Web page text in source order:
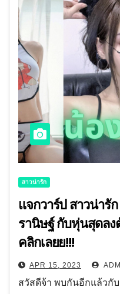
สาวน่ารัก
แจกวาร์ป สาวน่ารั
รานิษฐ์ กับหุ่นสุดลง
คลิกเลยย!!!
APR 15, 2023
สวัสดีจ้า พบกันอีกแล้วกับ